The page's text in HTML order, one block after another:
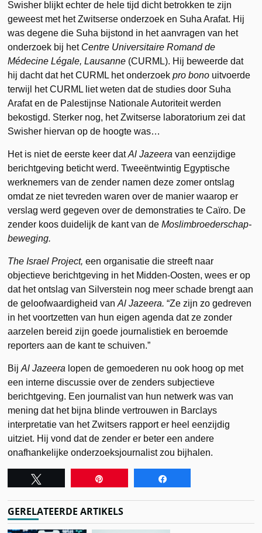
Swisher blijkt echter de hele tijd dicht betrokken te zijn
geweest met het Zwitserse onderzoek en Suha Arafat. Hij
was degene die Suha bijstond in het aanvragen van het
onderzoek bij het Centre Universitaire Romand de
Médecine Légale, Lausanne (CURML). Hij beweerde dat
hij dacht dat het CURML het onderzoekpro bono uitvoerde
terwijl het CURML liet weten dat de studies door Suha
Arafat en de Palestijnse Nationale Autoriteit werden
bekostigd. Sterker nog, het Zwitserse laboratorium zei dat
Swisher hiervan op de hoogte was…
Het is niet de eerste keer datAl Jazeeravan eenzijdige
berichtgeving beticht werd. Tweeëntwintig Egyptische
werknemers van de zender namen deze zomer ontslag
omdat ze niet tevreden waren over de manier waarop er
verslag werd gegeven over de demonstraties te Caïro. De
zender koos duidelijk de kant van deMoslimbroederschap-
beweging.
The Israel Project, een organisatie die streeft naar
objectieve berichtgeving in het Midden-Oosten, wees er op
dat het ontslag van Silverstein nog meer schade brengt aan
de geloofwaardigheid vanAl Jazeera. “Ze zijn zo gedreven
in het voortzetten van hun eigen agenda dat ze zonder
aarzelen bereid zijn goede journalistiek en beroemde
reporters aan de kant te schuiven.”
BijAl Jazeera lopen de gemoederen nu ook hoog op met
een interne discussie over de zenders subjectieve
berichtgeving. Een journalist van hun netwerk was van
mening dat het bijna blinde vertrouwen in Barclays
interpretatie van het Zwitsers rapport er heel eenzijdig
uitziet. Hij vond dat de zender er beter een andere
onafhankelijke onderzoeksjournalist zou bijhalen.
GERELATEERDE ARTIKELS